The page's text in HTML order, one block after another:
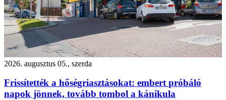
2026. augusztus 05., szerda
Frissítették a hőségriasztásokat: embert próbáló
napok jönnek, tovább tombol a kánikula